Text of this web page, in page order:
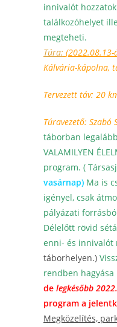
innivalót
találkozóhelyet
megteheti.
Túra: (2022.08.13-
Kálvária-kápolna,
Tervezett táv: 20
Túravezető: Szabó
táborban
VALAMILYEN
program. (
vasárnap) Ma is
igényel, csak
pályázati
Délelőtt rövid
enni- és innivalót
táborhelyen.)
rendben hagyása
de legkésőbb
program a
Megközelítés,